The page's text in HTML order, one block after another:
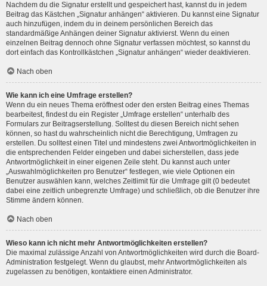
Nachdem du die Signatur erstellt und gespeichert hast, kannst du in jedem
Beitrag das Kästchen „Signatur anhängen“ aktivieren. Du kannst eine Signatur
auch hinzufügen, indem du in deinem persönlichen Bereich das
standardmäßige Anhängen deiner Signatur aktivierst. Wenn du einen
einzelnen Beitrag dennoch ohne Signatur verfassen möchtest, so kannst du
dort einfach das Kontrollkästchen „Signatur anhängen“ wieder deaktivieren.
Nach oben
Wie kann ich eine Umfrage erstellen?
Wenn du ein neues Thema eröffnest oder den ersten Beitrag eines Themas
bearbeitest, findest du ein Register „Umfrage erstellen“ unterhalb des
Formulars zur Beitragserstellung. Solltest du diesen Bereich nicht sehen
können, so hast du wahrscheinlich nicht die Berechtigung, Umfragen zu
erstellen. Du solltest einen Titel und mindestens zwei Antwortmöglichkeiten in
die entsprechenden Felder eingeben und dabei sicherstellen, dass jede
Antwortmöglichkeit in einer eigenen Zeile steht. Du kannst auch unter
„Auswahlmöglichkeiten pro Benutzer“ festlegen, wie viele Optionen ein
Benutzer auswählen kann, welches Zeitlimit für die Umfrage gilt (0 bedeutet
dabei eine zeitlich unbegrenzte Umfrage) und schließlich, ob die Benutzer ihre
Stimme ändern können.
Nach oben
Wieso kann ich nicht mehr Antwortmöglichkeiten erstellen?
Die maximal zulässige Anzahl von Antwortmöglichkeiten wird durch die Board-
Administration festgelegt. Wenn du glaubst, mehr Antwortmöglichkeiten als
zugelassen zu benötigen, kontaktiere einen Administrator.